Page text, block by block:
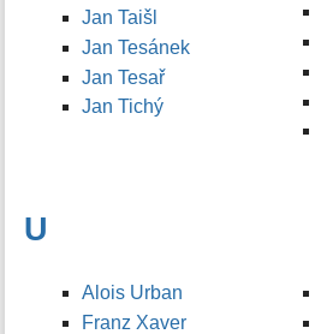
Jan Taišl
Jan Tesánek
Jan Tesař
Jan Tichý
U
Alois Urban
Franz Xaver